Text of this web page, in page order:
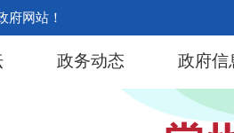
府网站！
政务动态 政府信